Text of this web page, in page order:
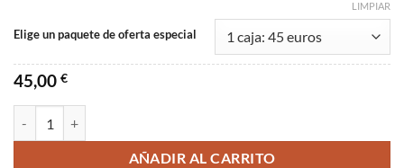
Elige un paquete de oferta especial
LIMPIAR
45,00 €
AÑADIR AL CARRITO